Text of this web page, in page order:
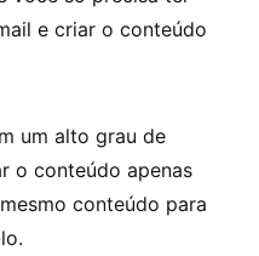
e criar o conteúdo
um alto grau de
o conteúdo apenas
conteúdo para